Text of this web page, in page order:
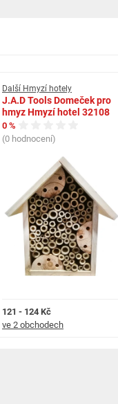
Další Hmyzí hotely
J.A.D Tools Domeček pro
hmyz Hmyzí hotel 32108
0 %
(0 hodnocení)
121 - 124 Kč
ve 2 obchodech